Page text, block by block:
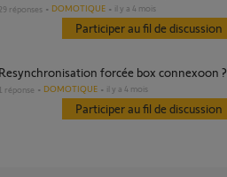
29 réponses DOMOTIQUE il y a 4 mois
Participer au fil de discussion
resynchronisation forcée box connexoon ?
1 réponse DOMOTIQUE il y a 4 mois
Participer au fil de discussion